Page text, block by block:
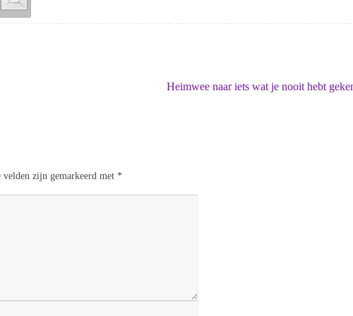
Heimwee naar iets wat je nooit hebt
velden zijn gemarkeerd met *